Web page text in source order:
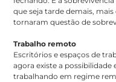
que seja tarde demais,
tornaram questão de
Trabalho remoto
Escritórios e espaços de
agora existe a
trabalhando em regime